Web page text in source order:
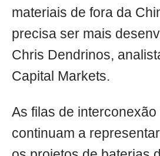
materiais de fora da
precisa ser mais
Chris Dendrinos,
Capital Markets.
As filas de
continuam a